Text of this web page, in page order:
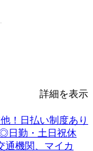
詳細を表示